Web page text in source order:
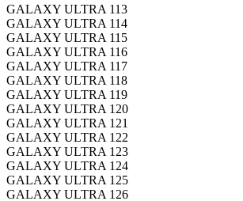
GALAXY ULTRA 113
GALAXY ULTRA 114
GALAXY ULTRA 115
GALAXY ULTRA 116
GALAXY ULTRA 117
GALAXY ULTRA 118
GALAXY ULTRA 119
GALAXY ULTRA 120
GALAXY ULTRA 121
GALAXY ULTRA 122
GALAXY ULTRA 123
GALAXY ULTRA 124
GALAXY ULTRA 125
GALAXY ULTRA 126